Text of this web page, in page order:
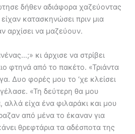
δήθεν αδιάφορα χαζεύοντας
κατασκηνώσει πριν μια
αρχίσει να μαζεύουν.
κι άρχισε να στρίβει
φτηνά από το πακέτο. «Τριάντα
Δυο φορές μου το ‘χε κλείσει
«Τη δεύτερη θα μου
αλλά είχα ένα φιλαράκι και μου
από μένα το έκαναν για
θρεφτάρια τα αδέσποτα της